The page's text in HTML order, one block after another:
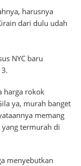
harusnya
dari dulu udah
NYC baru
harga rokok
ya, murah banget
memang
termurah di
menyebutkan